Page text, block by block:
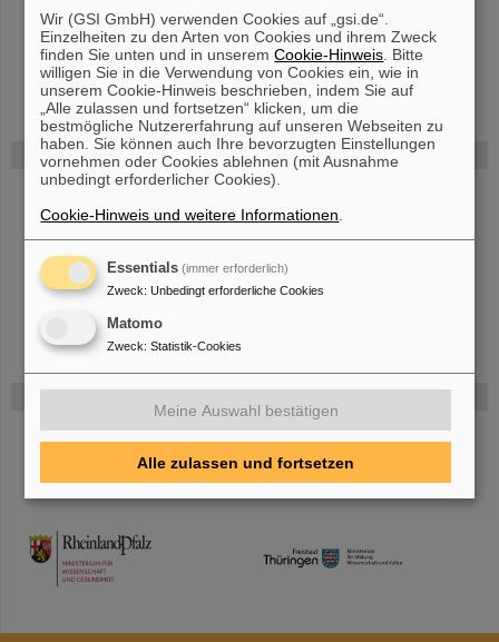
mehr.
TMWWDG
Wir (GSI GmbH) verwenden Cookies auf „gsi.de“.
Einzelheiten zu den Arten von Cookies und ihrem Zweck
finden Sie unten und in unseremCookie-Hinweis . Bitte
willigen Sie in die Verwendung von Cookies ein, wie in
unserem Cookie-Hinweis beschrieben, indem Sie auf
„Alle zulassen und fortsetzen“ klicken, um die
bestmögliche Nutzererfahrung auf unseren Webseiten zu
haben. Sie können auch Ihre bevorzugten Einstellungen
vornehmen oder Cookies ablehnen (mit Ausnahme
unbedingt erforderlicher Cookies).
Cookie-Hinweis und weitere Informationen
Essentials (immer erforderlich)
Zweck: Unbedingt erforderliche Cookies
Matomo
Zweck: Statistik-Cookies
Meine Auswahl bestätigen
Alle zulassen und fortsetzen